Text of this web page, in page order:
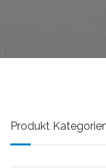
Produkt